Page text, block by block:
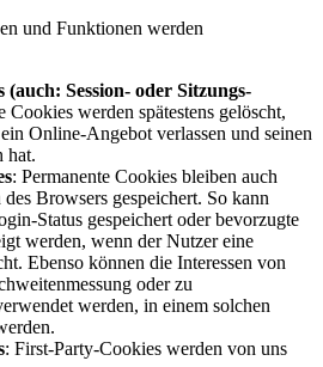
und Funktionen werden
Session- oder Sitzungs-
Cookies werden spätestens gelöscht,
Online-Angebot verlassen und seinen
hat.
: Permanente Cookies bleiben auch
des Browsers gespeichert. So kann
Status gespeichert oder bevorzugte
werden, wenn der Nutzer eine
Ebenso können die Interessen von
oder zu
werden, in einem solchen
: First-Party-Cookies werden von uns